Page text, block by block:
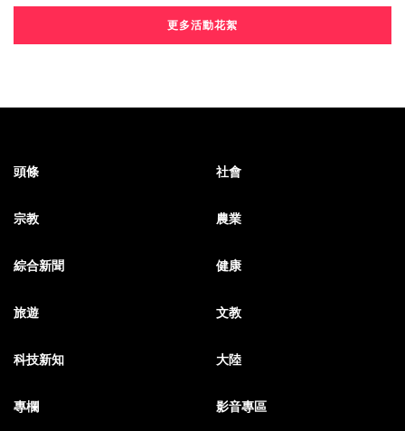
更多活動花絮
頭條 社會
宗教 農業
綜合新聞 健康
旅遊 文教
科技新知 大陸
專欄 影音專區